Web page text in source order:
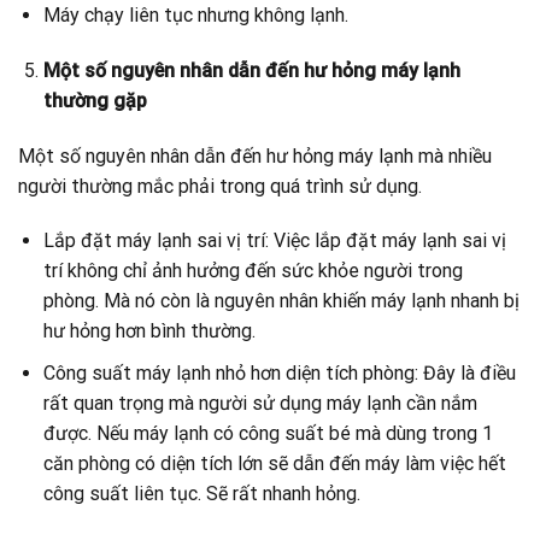
Máy chạy liên tục nhưng không lạnh.
Một số nguyên nhân dẫn đến hư hỏng máy lạnh
thường gặp
Một số nguyên nhân dẫn đến hư hỏng máy lạnh mà nhiều
người thường mắc phải trong quá trình sử dụng.
Lắp đặt máy lạnh sai vị trí: Việc lắp đặt máy lạnh sai vị
trí không chỉ ảnh hưởng đến sức khỏe người trong
phòng. Mà nó còn là nguyên nhân khiến máy lạnh nhanh bị
hư hỏng hơn bình thường.
Công suất máy lạnh nhỏ hơn diện tích phòng: Đây là điều
rất quan trọng mà người sử dụng máy lạnh cần nắm
được. Nếu máy lạnh có công suất bé mà dùng trong 1
căn phòng có diện tích lớn sẽ dẫn đến máy làm việc hết
công suất liên tục. Sẽ rất nhanh hỏng.